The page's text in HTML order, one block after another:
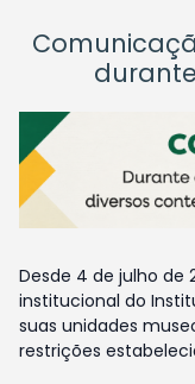
Desde 4 de julho de
institucional do
suas unidades
restrições